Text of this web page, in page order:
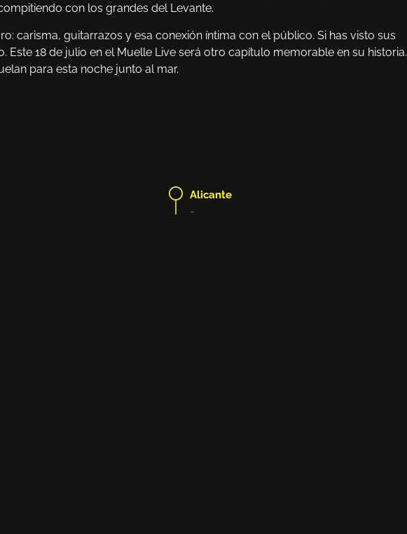
con los grandes del Levante.
carisma, guitarrazos y esa conexión íntima con el público. Si has visto sus
Este 18 de julio en el Muelle Live será otro capítulo memorable en su historia.
para esta noche junto al mar.
Alicante
-